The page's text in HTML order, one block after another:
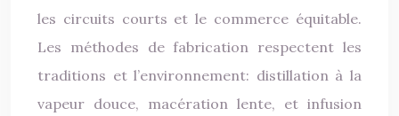
les circuits courts et le commerce équitable.
Les méthodes de fabrication respectent les
traditions et l’environnement: distillation à la
vapeur douce, macération lente, et infusion